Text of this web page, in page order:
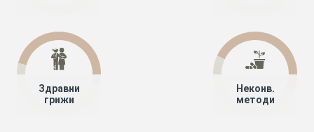
Здравни
грижи
Неконв.
методи